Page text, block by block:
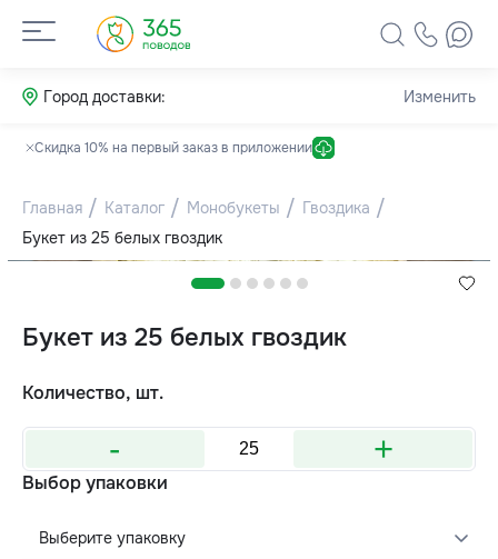
Город доставки: Изменить
Скидка 10% на первый заказ в приложении
Главная Каталог Монобукеты
Гвоздика
Букет из 25 белых гвоздик
Букет из 25 белых гвоздик
Количество, шт.
- +
Выбор упаковки
Выберите упаковку